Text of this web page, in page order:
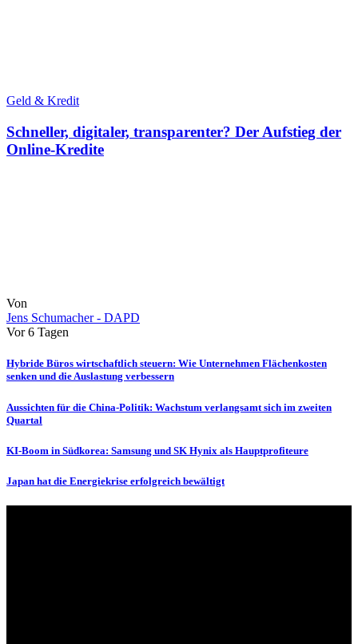
Geld & Kredit
Schneller, digitaler, transparenter? Der Aufstieg der
Online-Kredite
Von
Jens Schumacher - DAPD
Vor 6 Tagen
Hybride Büros wirtschaftlich steuern: Wie Unternehmen Flächenkosten
senken und die Auslastung verbessern
Aussichten für die China-Politik: Wachstum verlangsamt sich im zweiten
Quartal
KI-Boom in Südkorea: Samsung und SK Hynix als Hauptprofiteure
Japan hat die Energiekrise erfolgreich bewältigt